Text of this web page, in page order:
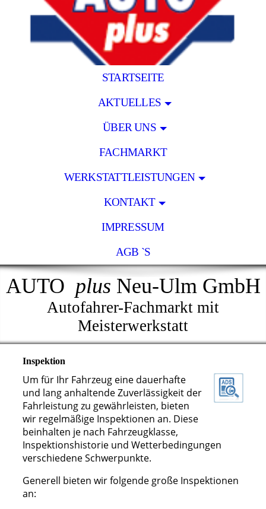
STARTSEITE
AKTUELLES
ÜBER UNS
FACHMARKT
WERKSTATTLEISTUNGEN
KONTAKT
IMPRESSUM
AGB `S
AUTO plus Neu-Ulm GmbH
Autofahrer-Fachmarkt mit
Meisterwerkstatt
Inspektion
Um für Ihr Fahrzeug eine dauerhafte
und lang anhaltende Zuverlässigkeit der
Fahrleistung zu gewährleisten, bieten
wir regelmäßige Inspektionen an. Diese
beinhalten je nach Fahrzeugklasse,
Inspektionshistorie und Wetterbedingungen
verschiedene Schwerpunkte.
Generell bieten wir folgende große Inspektionen
an: